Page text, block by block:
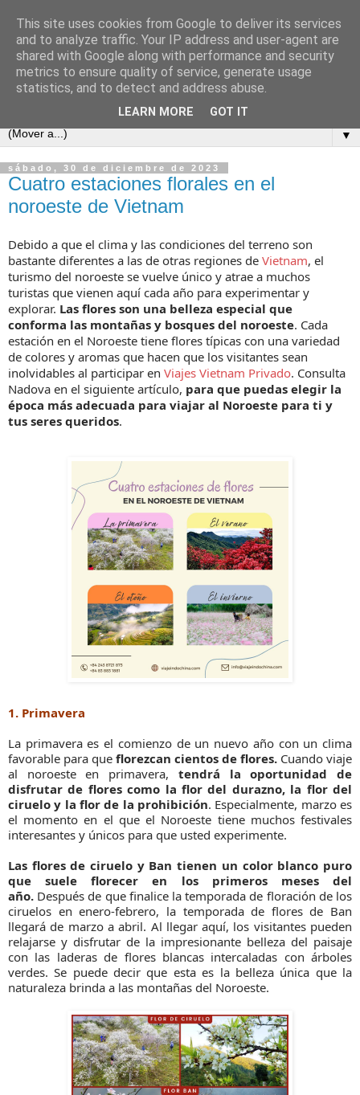
▼
sábado, 30 de diciembre de 2023
Cuatro estaciones florales en el
noroeste de Vietnam
Debido a que el clima y las condiciones del terreno son
bastante diferentes a las de otras regiones de Vietnam, el
turismo del noroeste se vuelve único y atrae a muchos
turistas que vienen aquí cada año para experimentar y
explorar. Las flores son una belleza especial que
conforma las montañas y bosques del noroeste. Cada
estación en el Noroeste tiene flores típicas con una variedad
de colores y aromas que hacen que los visitantes sean
inolvidables al participar en Viajes Vietnam Privado. Consulta
Nadova en el siguiente artículo, para que puedas elegir la
época más adecuada para viajar al Noroeste para ti y
tus seres queridos.
1. Primavera
La primavera es el comienzo de un nuevo año con un clima
favorable para que florezcan cientos de flores. Cuando viaje
al noroeste en primavera, tendrá la oportunidad de
disfrutar de flores como la flor del durazno, la flor del
ciruelo y la flor de la prohibición. Especialmente, marzo es
el momento en el que el Noroeste tiene muchos festivales
interesantes y únicos para que usted experimente.
Las flores de ciruelo y Ban tienen un color blanco puro
que suele florecer en los primeros meses del
año. Después de que finalice la temporada de floración de los
ciruelos en enero-febrero, la temporada de flores de Ban
llegará de marzo a abril. Al llegar aquí, los visitantes pueden
relajarse y disfrutar de la impresionante belleza del paisaje
con las laderas de flores blancas intercaladas con árboles
verdes. Se puede decir que esta es la belleza única que la
naturaleza brinda a las montañas del Noroeste.
This site uses cookies from Google to deliver its services
and to analyze traffic. Your IP address and user-agent are
shared with Google along with performance and security
metrics to ensure quality of service, generate usage
statistics, and to detect and address abuse.
LEARN MORE GOT IT